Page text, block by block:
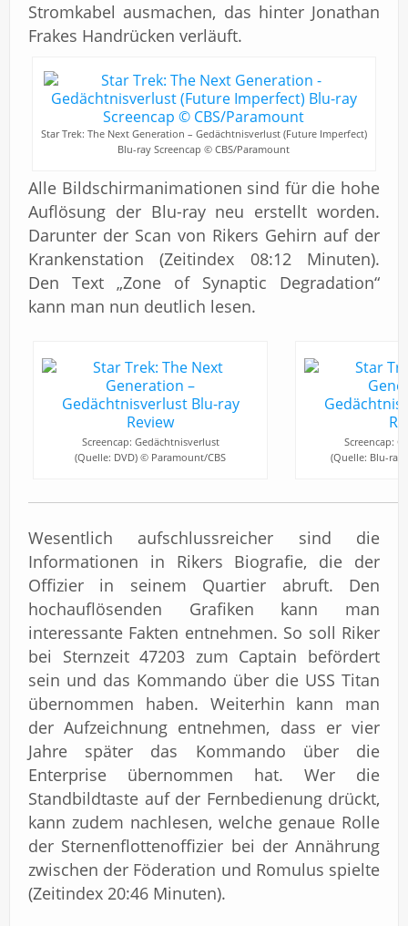
Stromkabel ausmachen, das hinter Jonathan
Frakes Handrücken verläuft.
Star Trek: The Next Generation – Gedächtnisverlust (Future Imperfect)
Blu-ray Screencap © CBS/Paramount
Alle Bildschirmanimationen sind für die hohe
Auflösung der Blu-ray neu erstellt worden.
Darunter der Scan von Rikers Gehirn auf der
Krankenstation (Zeitindex 08:12 Minuten).
Den Text „Zone of Synaptic Degradation“
kann man nun deutlich lesen.
Screencap: Gedächtnisverlust
(Quelle: DVD) © Paramount/CBS
Screencap:
(Quelle: Blu-
Wesentlich aufschlussreicher sind die
Informationen in Rikers Biografie, die der
Offizier in seinem Quartier abruft. Den
hochauflösenden Grafiken kann man
interessante Fakten entnehmen. So soll Riker
bei Sternzeit 47203 zum Captain befördert
sein und das Kommando über die USS Titan
übernommen haben. Weiterhin kann man
der Aufzeichnung entnehmen, dass er vier
Jahre später das Kommando über die
Enterprise übernommen hat. Wer die
Standbildtaste auf der Fernbedienung drückt,
kann zudem nachlesen, welche genaue Rolle
der Sternenflottenoffizier bei der Annährung
zwischen der Föderation und Romulus spielte
(Zeitindex 20:46 Minuten).